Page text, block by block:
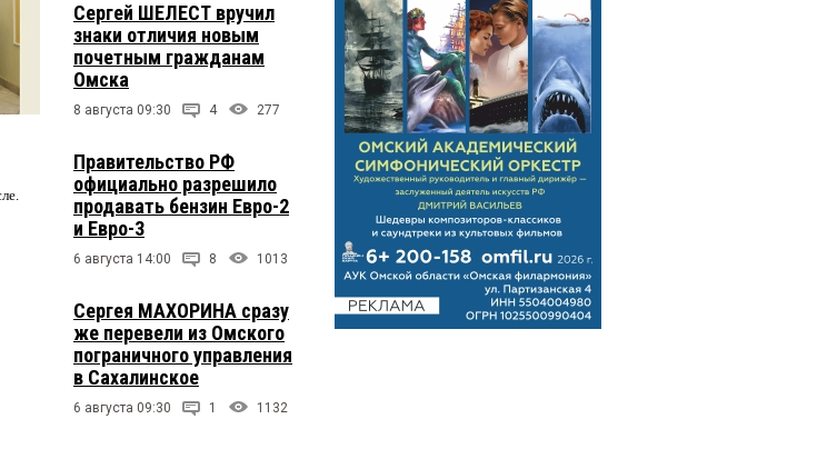
Сергей ШЕЛЕСТ вручил
знаки отличия новым
почетным гражданам
Омска
8 августа 09:30 4 277
Правительство РФ
официально разрешило
продавать бензин Евро-2
и Евро-3
6 августа 14:00 8 1013
Сергея МАХОРИНА сразу
же перевели из Омского
пограничного управления
в Сахалинское
6 августа 09:30 1 1132